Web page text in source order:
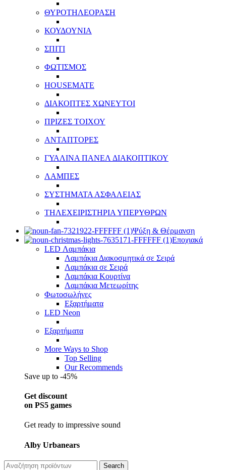
ΘΥΡΟΤΗΛΕΟΡΑΣΗ
ΚΟΥΔΟΥΝΙΑ
ΣΠΙΤΙ
ΦΩΤΙΣΜΟΣ
HOUSEMATE
ΔΙΑΚΟΠΤΕΣ ΧΩΝΕΥΤΟΙ
ΠΡΙΖΕΣ ΤΟΙΧΟΥ
ΑΝΤΑΠΤΟΡΕΣ
ΓΥΑΛΙΝΑ ΠΑΝΕΛ ΔΙΑΚΟΠΤΙΚΟΥ
ΛΑΜΠΕΣ
ΣΥΣΤΗΜΑΤΑ ΑΣΦΑΛΕΙΑΣ
ΤΗΛΕΧΕΙΡΙΣΤΗΡΙΑ ΥΠΕΡΥΘΡΩΝ
Ψύξη & Θέρμανση
Εποχιακά
LED Λαμπάκια
Λαμπάκια Διακοσμητικά σε Σειρά
Λαμπάκια σε Σειρά
Λαμπάκια Κουρτίνα
Λαμπάκια Μετεωρίτης
Φωτοσωλήνες
Εξαρτήματα
LED Neon
Εξαρτήματα
More Ways to Shop
Top Selling
Our Recommends
Save up to -45%
Get discount
on PS5 games
Get ready to impressive sound
Alby Urbanears
Search